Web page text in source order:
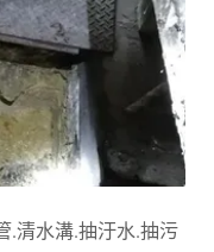
.清水溝.抽汙水.抽污